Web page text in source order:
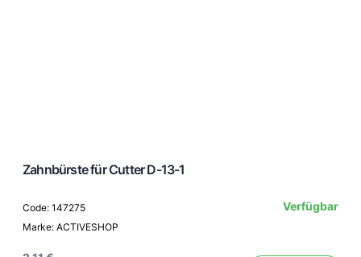
Zahnbürste für Cutter D-13-1
Code: 147275
Marke: ACTIVESHOP
Verfügbar